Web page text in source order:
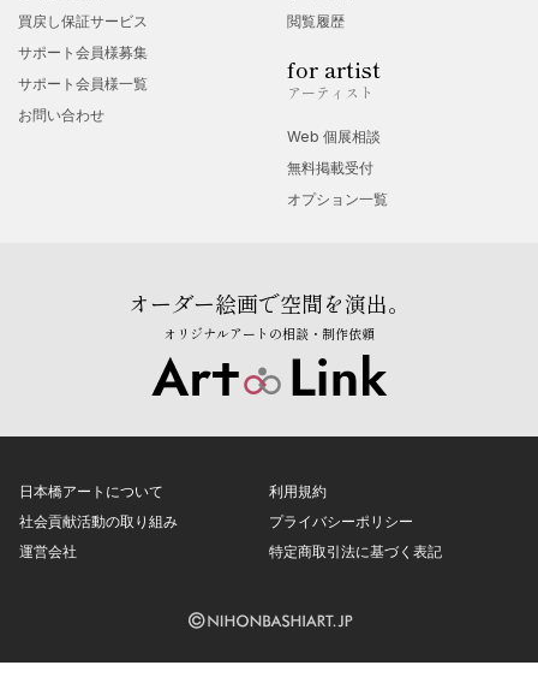
買戻し保証サービス
サポート会員様募集
サポート会員様一覧
お問い合わせ
閲覧履歴
for artist
アーティスト
Web 個展相談
無料掲載受付
オプション一覧
オーダー絵画で空間を演出。
オリジナルアートの相談・制作依頼
日本橋アートについて
社会貢献活動の取り組み
運営会社
利用規約
プライバシーポリシー
特定商取引法に基づく表記